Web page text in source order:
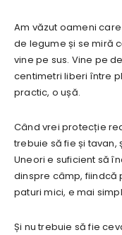
Am văzut oameni
de legume și se miră
vine pe sus. Vine pe
centimetri liberi între
practic, o ușă.
Când vrei protecție
trebuie să fie și
Uneori e suficient să
dinspre câmp, fiindcă
paturi mici, e mai
Și nu trebuie să fie